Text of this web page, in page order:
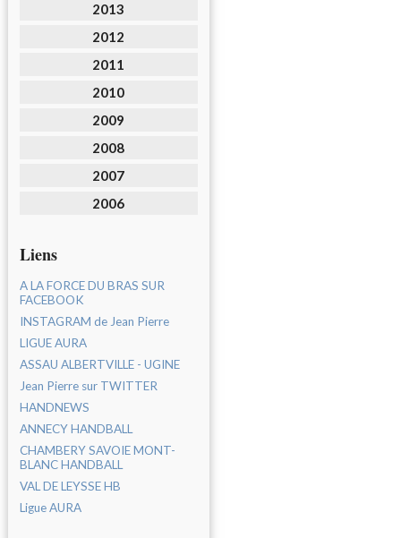
2013
2012
2011
2010
2009
2008
2007
2006
Liens
A LA FORCE DU BRAS SUR
FACEBOOK
INSTAGRAM de Jean Pierre
LIGUE AURA
ASSAU ALBERTVILLE - UGINE
Jean Pierre sur TWITTER
HANDNEWS
ANNECY HANDBALL
CHAMBERY SAVOIE MONT-
BLANC HANDBALL
VAL DE LEYSSE HB
Ligue AURA